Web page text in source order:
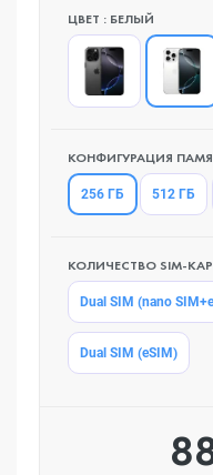
ЦВЕТ : БЕЛЫЙ
КОНФИГУРАЦИЯ
256 ГБ 512 ГБ
КОЛИЧЕСТВО SIM-
Dual SIM (nano
Dual SIM (eSIM)